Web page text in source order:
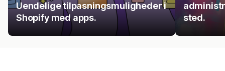
Uendelige tilpasningsmuligheder i
Shopify med apps.
sted.